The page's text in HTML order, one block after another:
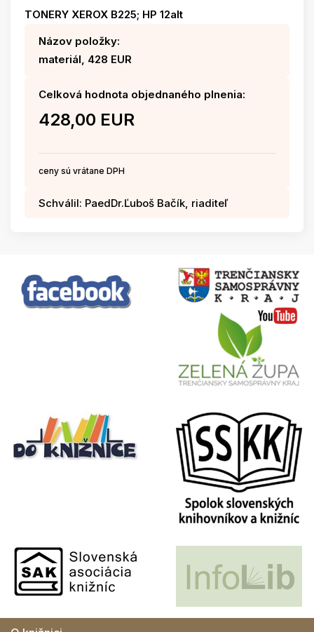
TONERY XEROX B225; HP 12alt
Názov položky:
materiál, 428 EUR
Celková hodnota objednaného plnenia:
428,00 EUR
ceny sú vrátane DPH
Schválil: PaedDr.Ľuboš Bačík, riaditeľ